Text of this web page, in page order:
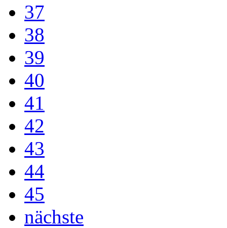
37
38
39
40
41
42
43
44
45
nächste